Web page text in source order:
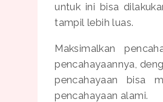
untuk ini bisa
tampil lebih luas.
Maksimalkan
pencahayaannya,
pencahayaan bisa
pencahayaan alami.